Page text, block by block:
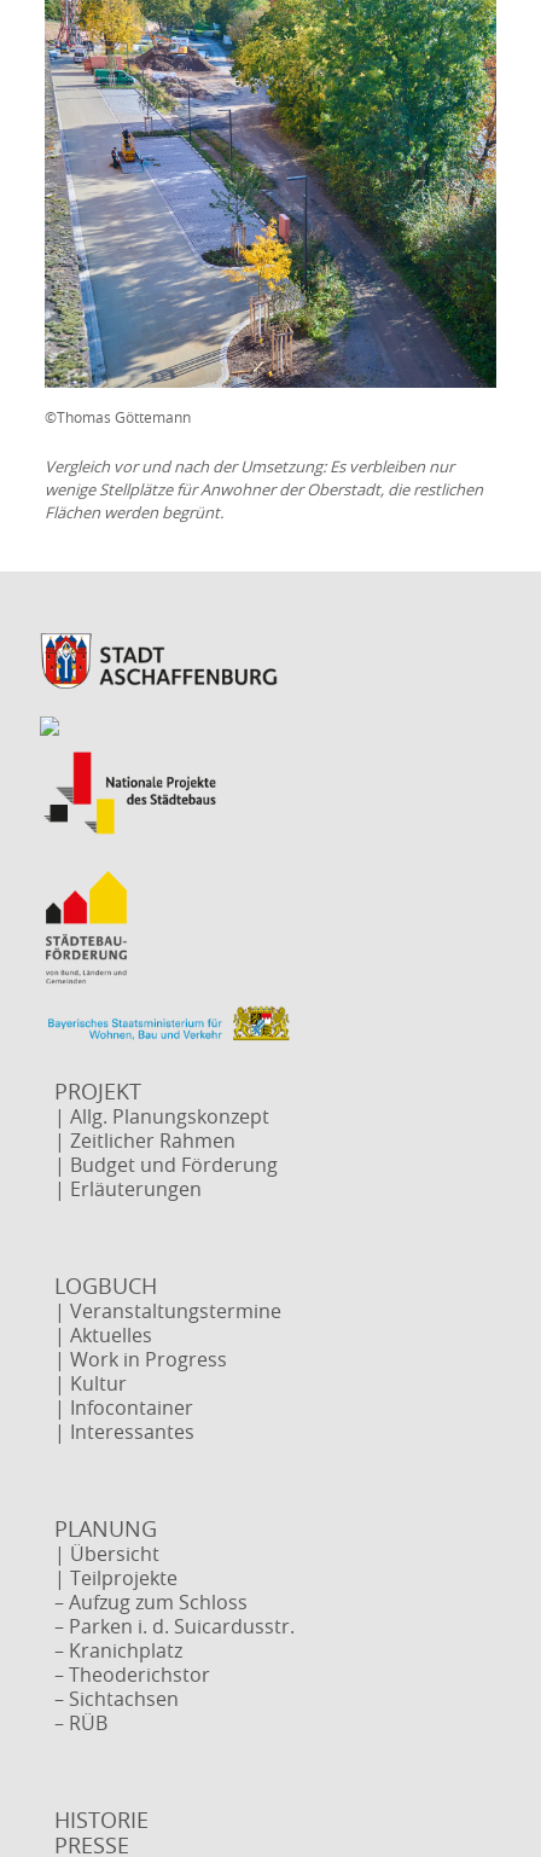
©Thomas Göttemann
Vergleich vor und nach der Umsetzung: Es verbleiben nur
wenige Stellplätze für Anwohner der Oberstadt, die restlichen
Flächen werden begrünt.
PROJEKT
| Allg. Planungskonzept
| Zeitlicher Rahmen
| Budget und Förderung
| Erläuterungen
LOGBUCH
| Veranstaltungstermine
| Aktuelles
| Work in Progress
| Kultur
| Infocontainer
| Interessantes
PLANUNG
| Übersicht
| Teilprojekte
– Aufzug zum Schloss
– Parken i. d. Suicardusstr.
– Kranichplatz
– Theoderichstor
– Sichtachsen
– RÜB
HISTORIE
PRESSE